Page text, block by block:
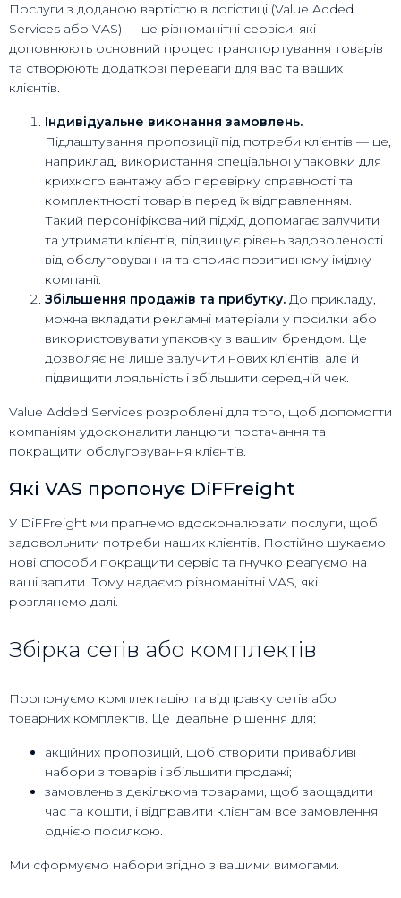
Послуги з доданою вартістю в логістиці (Value Added
Services або VAS) — це різноманітні сервіси, які
доповнюють основний процес транспортування товарів
та створюють додаткові переваги для вас та ваших
клієнтів.
Індивідуальне виконання замовлень.
Підлаштування пропозиції під потреби клієнтів — це,
наприклад, використання спеціальної упаковки для
крихкого вантажу або перевірку справності та
комплектності товарів перед їх відправленням.
Такий персоніфікований підхід допомагає залучити
та утримати клієнтів, підвищує рівень задоволеності
від обслуговування та сприяє позитивному іміджу
компанії.
Збільшення продажів та прибутку. До прикладу,
можна вкладати рекламні матеріали у посилки або
використовувати упаковку з вашим брендом. Це
дозволяє не лише залучити нових клієнтів, але й
підвищити лояльність і збільшити середній чек.
Value Added Services розроблені для того, щоб допомогти
компаніям удосконалити ланцюги постачання та
покращити обслуговування клієнтів.
Які VAS пропонує DiFFreight
У DiFFreight ми прагнемо вдосконалювати послуги, щоб
задовольнити потреби наших клієнтів. Постійно шукаємо
нові способи покращити сервіс та гнучко реагуємо на
ваші запити. Тому надаємо різноманітні VAS, які
розглянемо далі.
Збірка сетів або комплектів
Пропонуємо комплектацію та відправку сетів або
товарних комплектів. Це ідеальне рішення для:
акційних пропозицій, щоб створити привабливі
набори з товарів і збільшити продажі;
замовлень з декількома товарами, щоб заощадити
час та кошти, і відправити клієнтам все замовлення
однією посилкою.
Ми сформуємо набори згідно з вашими вимогами.